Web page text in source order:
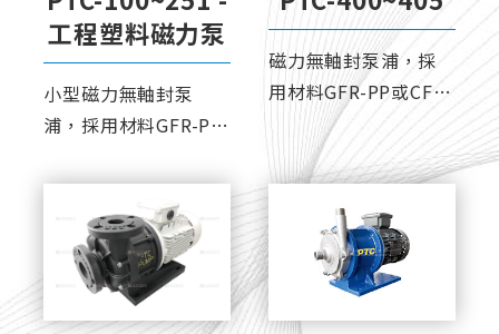
多段式泵浦
熱交換器
過濾設備
維修服務
工程塑料磁力泵
小型磁力無軸封泵
浦，採用材料GFR-PP
耐腐蝕能力。
磁力無軸封泵浦，採
用材料GFR-PP或CFR-
ETFE，優越的耐腐蝕
能力。